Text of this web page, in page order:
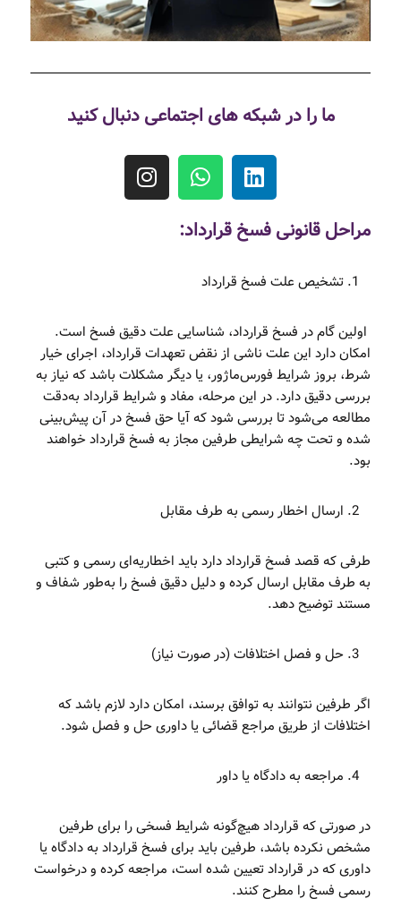
ما را در شبکه های اجتماعی دنبال کنید
مراحل قانونی فسخ قرارداد:
تشخیص علت فسخ قرارداد
اولین گام در فسخ قرارداد، شناسایی علت دقیق فسخ است.
امکان دارد این علت ناشی از نقض تعهدات قرارداد، اجرای خیار
شرط، بروز شرایط فورس‌ماژور، یا دیگر مشکلات باشد که نیاز به
بررسی دقیق دارد. در این مرحله، مفاد و شرایط قرارداد به‌دقت
مطالعه می‌شود تا بررسی شود که آیا حق فسخ در آن پیش‌بینی
شده و تحت چه شرایطی طرفین مجاز به فسخ قرارداد خواهند
بود.
ارسال اخطار رسمی به طرف مقابل
طرفی که قصد فسخ قرارداد دارد باید اخطاریه‌ای رسمی و کتبی
به طرف مقابل ارسال کرده و دلیل دقیق فسخ را به‌طور شفاف و
مستند توضیح دهد.
حل و فصل اختلافات (در صورت نیاز)
اگر طرفین نتوانند به توافق برسند، امکان دارد لازم باشد که
اختلافات از طریق مراجع قضائی یا داوری حل و فصل شود.
مراجعه به دادگاه یا داور
در صورتی که قرارداد هیچ‌گونه شرایط فسخی را برای طرفین
مشخص نکرده باشد، طرفین باید برای فسخ قرارداد به دادگاه یا
داوری که در قرارداد تعیین شده است، مراجعه کرده و درخواست
رسمی فسخ را مطرح کنند.